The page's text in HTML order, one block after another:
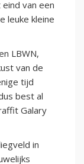
van een
leuke kleine
LBWN,
van de
tijd
best al
Galary
in